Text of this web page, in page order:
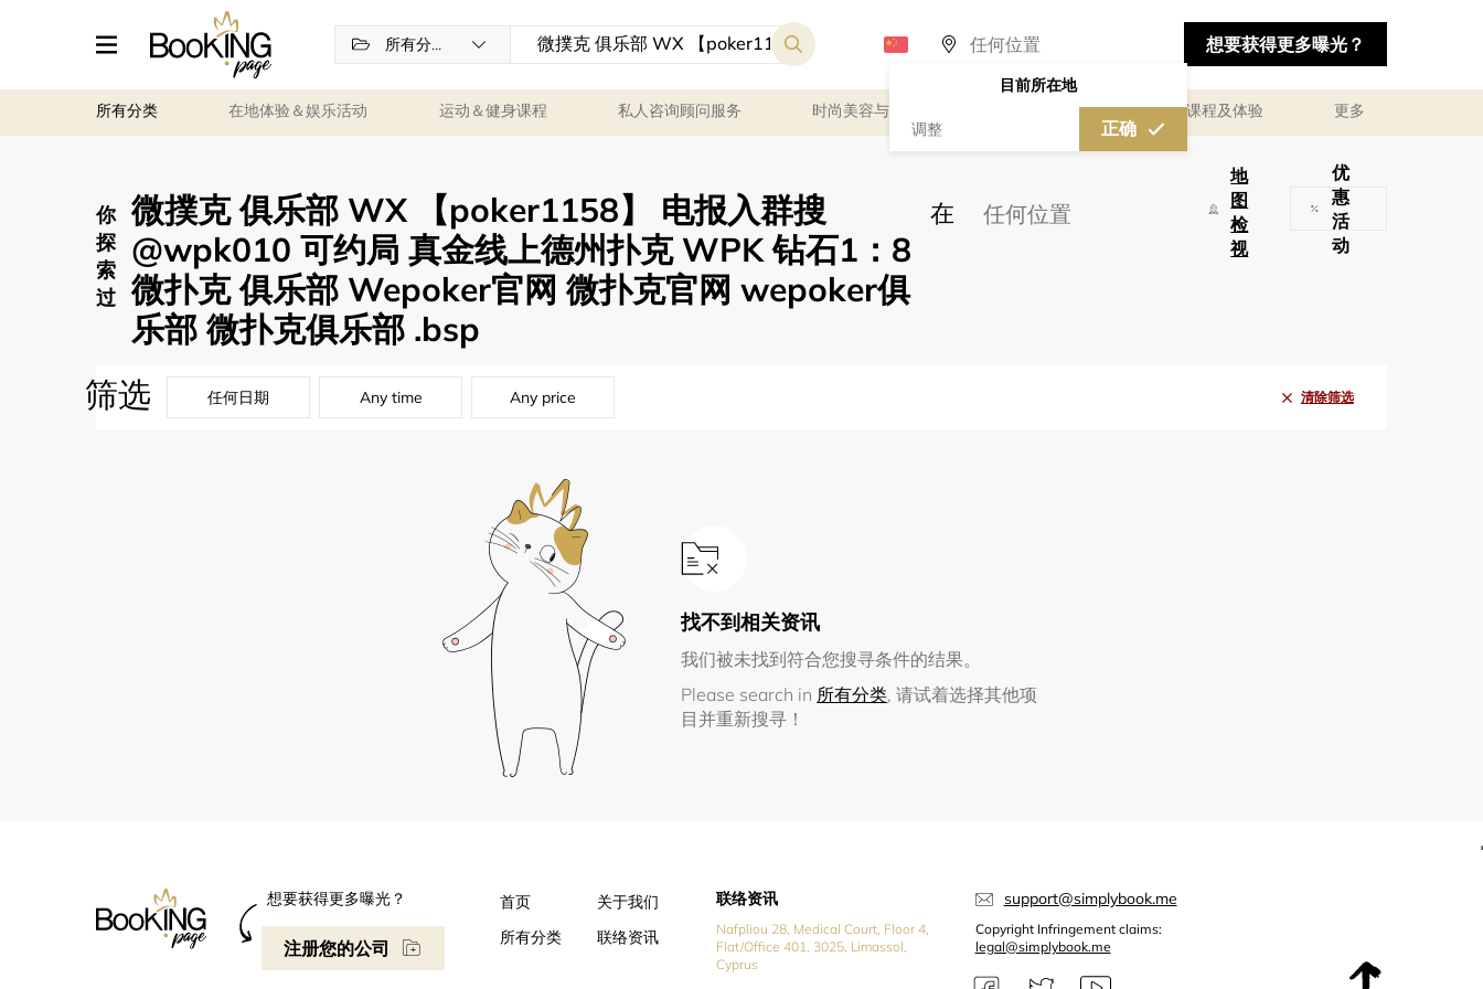
所有分类
目前所在地
调整 正确
想要获得更多曝光？
所有分类 在地体验＆娱乐活动 运动＆健身课程 私人咨询顾问服务 时尚美容与健康 私人咨询顾问服务 课程及体验 更多
你
探
索
过
微撲克 俱乐部 WX 【poker1158】 电报入群搜
@wpk010 可约局 真金线上德州扑克 WPK 钻石1：8
微扑克 俱乐部 Wepoker官网 微扑克官网 wepoker俱
乐部 微扑克俱乐部 .bsp
在
地
图
检
视
优
惠
活
动
筛选 任何日期 Any time Any price 清除筛选
找不到相关资讯
我们被未找到符合您搜寻条件的结果。
Please search in 所有分类, 请试着选择其他项
目并重新搜寻！
想要获得更多曝光？
注册您的公司
首页
关于我们
所有分类
联络资讯
联络资讯
Nafpliou 28, Medical Court, Floor 4,
Flat/Office 401, 3025, Limassol,
Cyprus
support@simplybook.me
Copyright Infringement claims:
legal@simplybook.me